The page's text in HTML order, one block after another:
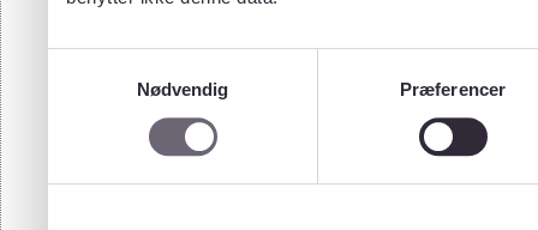
Nødvendig
Præferencer
90
97